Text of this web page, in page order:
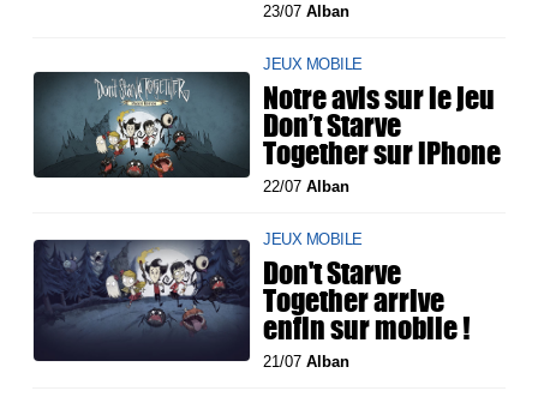
23/07Alban
JEUX MOBILE
Notre avis sur le jeu
Don’t Starve
Together sur iPhone
22/07Alban
JEUX MOBILE
Don't Starve
Together arrive
enfin sur mobile !
21/07Alban